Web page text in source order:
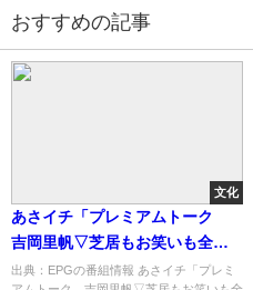
おすすめの記事
文化
あさイチ「プレミアムトーク
吉岡里帆▽芝居もお笑いも全
力！コントまで！」[字] …の番
出典：EPGの番組情報 あさイチ「プレミ